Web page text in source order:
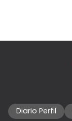
Diario Perfil